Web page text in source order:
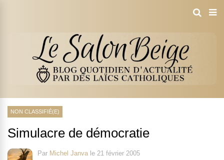
NON CLASSIFIÉ(E)
Simulacre de démocratie
Par Michel Janva le 21 février 2005